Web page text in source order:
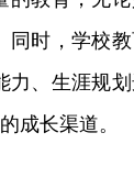
同时，学校
力、生涯规
成长渠道。